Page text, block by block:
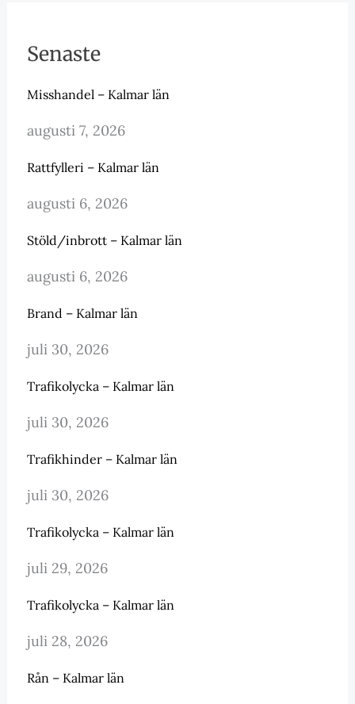
Senaste
Misshandel – Kalmar län
augusti 7, 2026
Rattfylleri – Kalmar län
augusti 6, 2026
Stöld/inbrott – Kalmar län
augusti 6, 2026
Brand – Kalmar län
juli 30, 2026
Trafikolycka – Kalmar län
juli 30, 2026
Trafikhinder – Kalmar län
juli 30, 2026
Trafikolycka – Kalmar län
juli 29, 2026
Trafikolycka – Kalmar län
juli 28, 2026
Rån – Kalmar län